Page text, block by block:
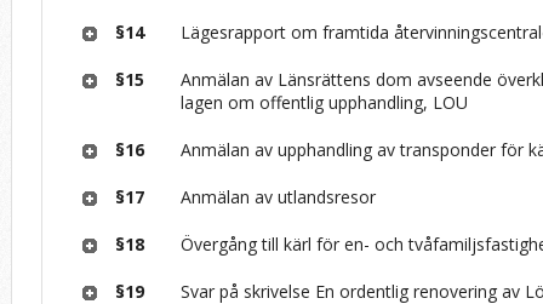
§14 Lägesrapport om framtida
§15
Anmälan av Länsrättens dom avseende
lagen om offentlig upphandling, LOU
§16 Anmälan av upphandling av transponder för
§17 Anmälan av utlandsresor
§18 Övergång till kärl för en- och
§19 Svar på skrivelse En ordentlig renovering av